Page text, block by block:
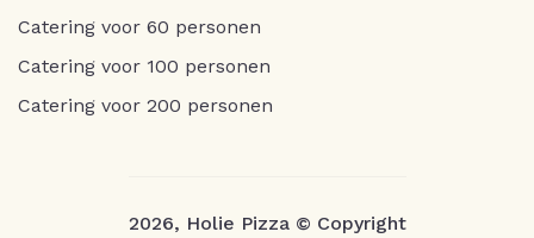
Catering voor 60 personen
Catering voor 100 personen
Catering voor 200 personen
2026, Holie Pizza © Copyright